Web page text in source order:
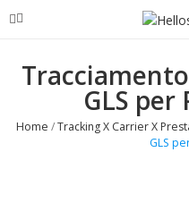
GLS per
Home Tracking X Carrier X
GLS